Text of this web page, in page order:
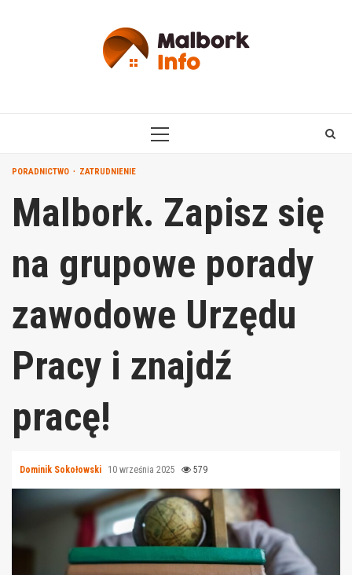
PRIMARY
PORADNICTWO ZATRUDNIENIE
Malbork. Zapisz się
na grupowe porady
zawodowe Urzędu
Pracy i znajdź
pracę!
Dominik Sokołowski 10 września 2025 579